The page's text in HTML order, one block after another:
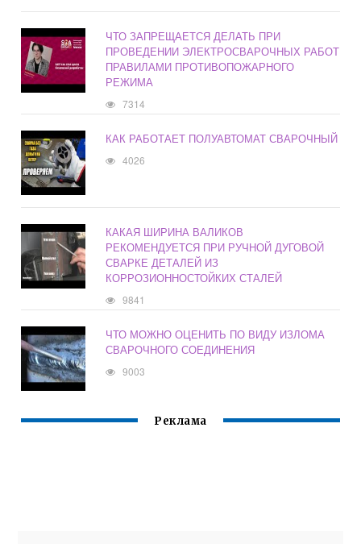
ЧТО ЗАПРЕЩАЕТСЯ ДЕЛАТЬ ПРИ
ПРОВЕДЕНИИ ЭЛЕКТРОСВАРОЧНЫХ РАБОТ
ПРАВИЛАМИ ПРОТИВОПОЖАРНОГО
РЕЖИМА
7314
КАК РАБОТАЕТ ПОЛУАВТОМАТ СВАРОЧНЫЙ
4026
КАКАЯ ШИРИНА ВАЛИКОВ
РЕКОМЕНДУЕТСЯ ПРИ РУЧНОЙ ДУГОВОЙ
СВАРКЕ ДЕТАЛЕЙ ИЗ
КОРРОЗИОННОСТОЙКИХ СТАЛЕЙ
9841
ЧТО МОЖНО ОЦЕНИТЬ ПО ВИДУ ИЗЛОМА
СВАРОЧНОГО СОЕДИНЕНИЯ
9003
Реклама